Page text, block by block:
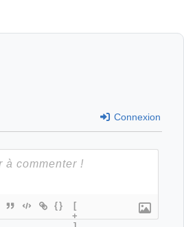
Séléné
: de Carmin et d’Airain
Connexion
{}
[
+